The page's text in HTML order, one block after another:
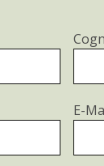
E-